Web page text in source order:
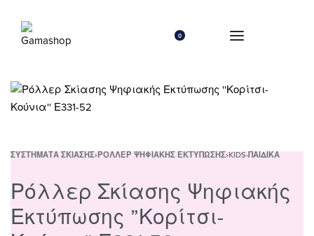
0
ΣΥΣΤΉΜΑΤΑ ΣΚΊΑΣΗΣ› ΡΌΛΛΕΡ ΨΗΦΙΑΚΉΣ ΕΚΤΎΠΩΣΗΣ›KIDS-ΠΑΙΔΙΚΆ
Ρόλλερ Σκίασης Ψηφιακής
Εκτύπωσης ”Κορίτσι-